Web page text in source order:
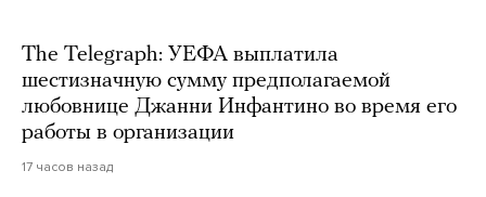
The Telegraph: УЕФА выплатила
шестизначную сумму предполагаемой
любовнице Джанни Инфантино во время его
работы в организации
17 часов назад